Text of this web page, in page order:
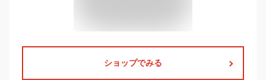
ショップでみる